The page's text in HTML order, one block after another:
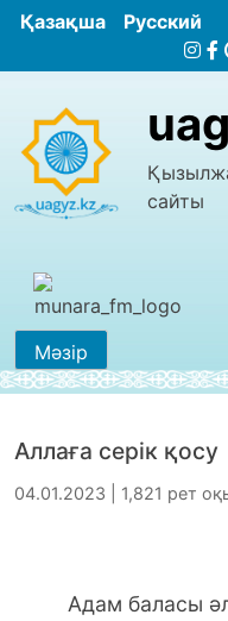
Қазақша Русский
сайты
Мәзір
Аллаға серік қосу
04.01.2023 | 1,821 рет
Адам баласы